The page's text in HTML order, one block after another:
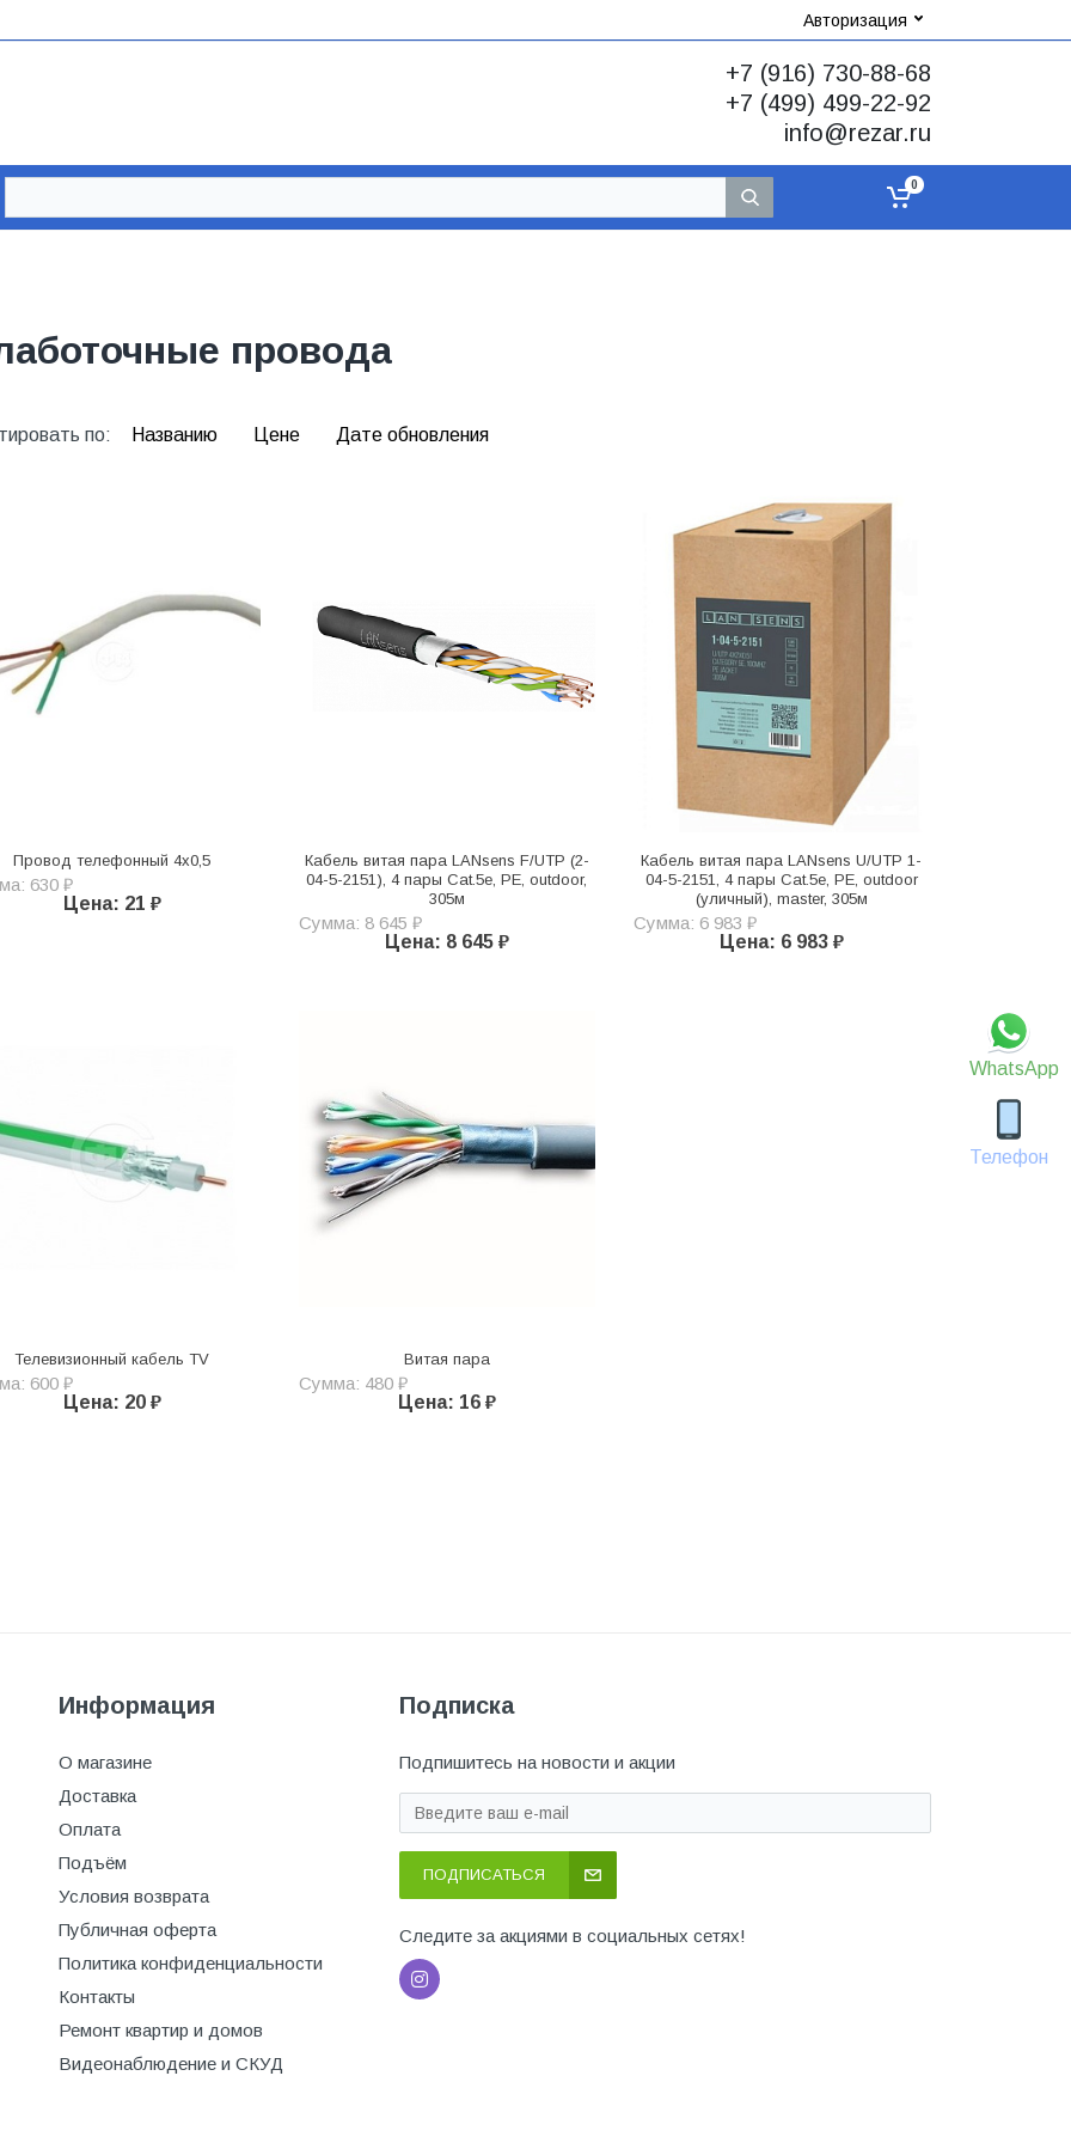
WhatsApp
Телефон
Авторизация
+7 (916) 730-88-68
+7 (499) 499-22-92
info@rezar.ru
0
провода
по: Названию Цене Дате обновления
Провод телефонный 4х0,5
630 ₽
Цена: 21 ₽
Кабель витая пара LANsens F/UTP (2-
04-5-2151), 4 пары Cat.5e, PE, outdoor,
305м
Сумма: 8 645 ₽
Цена: 8 645 ₽
Кабель витая пара LANsens U/UTP 1-
04-5-2151, 4 пары Cat.5e, PE, outdoor
(уличный), master, 305м
Сумма: 6 983 ₽
Цена: 6 983 ₽
Телевизионный кабель TV
600 ₽
Цена: 20 ₽
Витая пара
Сумма: 480 ₽
Цена: 16 ₽
Информация
О магазине
Доставка
Оплата
Подъём
Условия возврата
Публичная оферта
Политика конфиденциальности
Контакты
Ремонт квартир и домов
Видеонаблюдение и СКУД
Подписка
Подпишитесь на новости и акции
ПОДПИСАТЬСЯ
Следите за акциями в социальных сетях!